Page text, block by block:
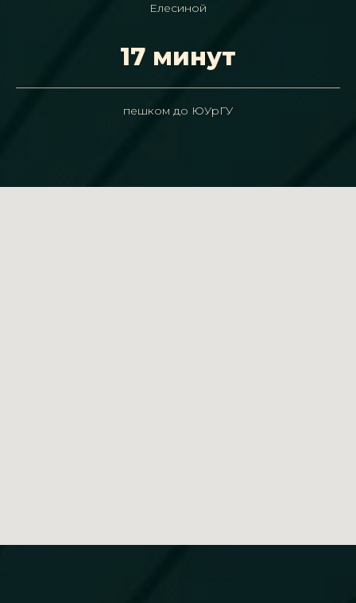
Елесиной
17 минут
пешком до ЮУрГУ